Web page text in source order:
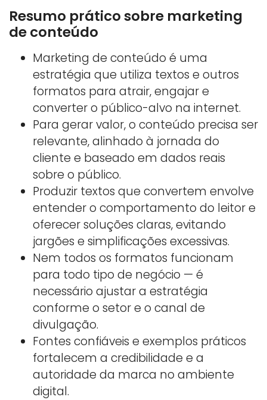
Resumo prático sobre marketing
de conteúdo
Marketing de conteúdo é uma
estratégia que utiliza textos e outros
formatos para atrair, engajar e
converter o público-alvo na internet.
Para gerar valor, o conteúdo precisa ser
relevante, alinhado à jornada do
cliente e baseado em dados reais
sobre o público.
Produzir textos que convertem envolve
entender o comportamento do leitor e
oferecer soluções claras, evitando
jargões e simplificações excessivas.
Nem todos os formatos funcionam
para todo tipo de negócio — é
necessário ajustar a estratégia
conforme o setor e o canal de
divulgação.
Fontes confiáveis e exemplos práticos
fortalecem a credibilidade e a
autoridade da marca no ambiente
digital.